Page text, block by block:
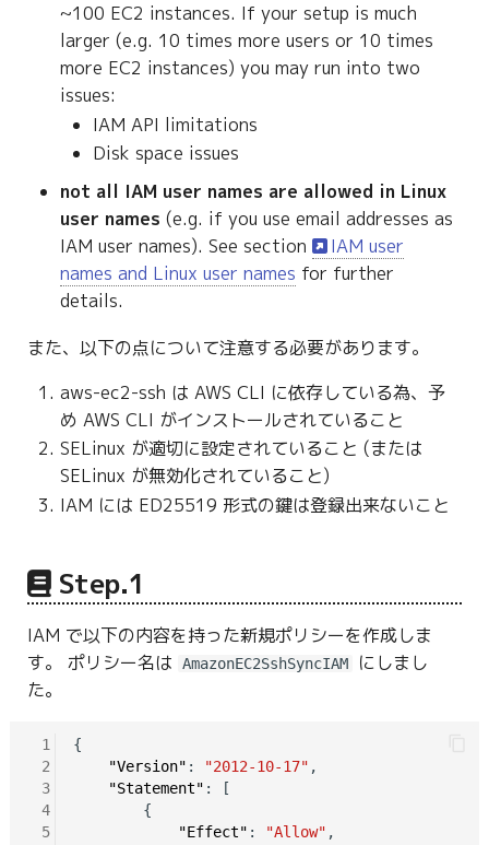
~100 EC2 instances. If your setup is much
larger (e.g. 10 times more users or 10 times
more EC2 instances) you may run into two
issues:
IAM API limitations
Disk space issues
not all IAM user names are allowed in Linux
user names (e.g. if you use email addresses as
IAM user names). See section
IAM user
names and Linux user names for further
details.
また、以下の点について注意する必要があります。
aws-ec2-ssh は AWS CLI に依存している為、予
め AWS CLI がインストールされていること
SELinux が適切に設定されていること (または
SELinux が無効化されていること)
IAM には ED25519 形式の鍵は登録出来ないこと
Step.1
IAM で以下の内容を持った新規ポリシーを作成しま
す。 ポリシー名は
AmazonEC2SshSyncIAM
にしまし
た。
1
2
3
4
5
{
"Version" : "2012-10-17" ,
"Statement" : [
        {
"Effect" : "Allow" ,